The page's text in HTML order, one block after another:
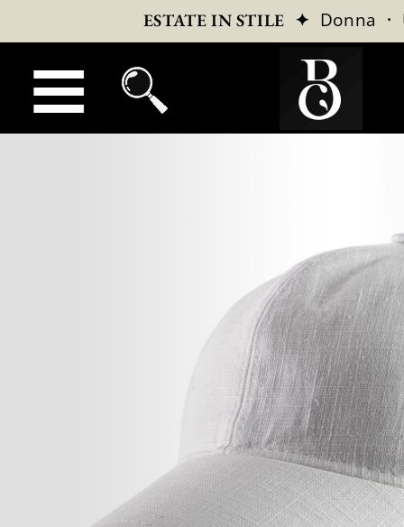
ESTATE IN STILE ✦ Donna ·